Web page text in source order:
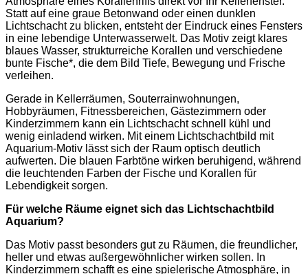
Statt auf eine graue Betonwand oder einen dunklen
Lichtschacht zu blicken, entsteht der Eindruck eines Fensters
in eine lebendige Unterwasserwelt. Das Motiv zeigt klares
blaues Wasser, strukturreiche Korallen und verschiedene
bunte Fische*, die dem Bild Tiefe, Bewegung und Frische
verleihen.
Gerade in Kellerräumen, Souterrainwohnungen,
Hobbyräumen, Fitnessbereichen, Gästezimmern oder
Kinderzimmern kann ein Lichtschacht schnell kühl und
wenig einladend wirken. Mit einem Lichtschachtbild mit
Aquarium-Motiv lässt sich der Raum optisch deutlich
aufwerten. Die blauen Farbtöne wirken beruhigend, während
die leuchtenden Farben der Fische und Korallen für
Lebendigkeit sorgen.
Für welche Räume eignet sich das Lichtschachtbild
Aquarium?
Das Motiv passt besonders gut zu Räumen, die freundlicher,
heller und etwas außergewöhnlicher wirken sollen. In
Kinderzimmern schafft es eine spielerische Atmosphäre, in